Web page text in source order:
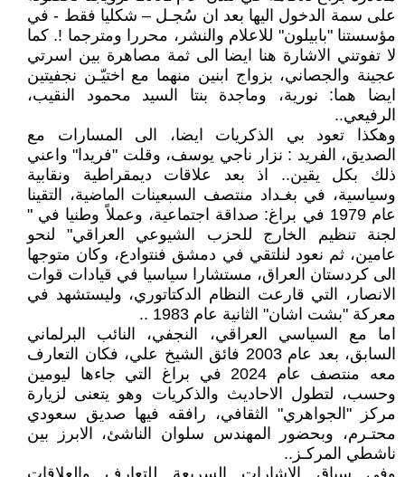
على سمة الدخول اليها بعد ان سُجـل – شكليا فقط - في
مؤسستنا "بابيلون" للاعلام والنشر، محررا ومترجما !. كما
لا تفوتني الاشارة هنا ايضا الى ثمة مصاهرة بين اسرتي
عجينة والجصاني، بزواج ابنين منهما مع اختيّـن نجفيتين
ايضا هما: نورية، وماجدة بنتا السيد محمود النقيب،
الرفيعي..
وهكذا تعود بي الذكريات ايضا، الى المسارات مع
الصديق، الفريد : نزار ناجي يوسف، وقلت "فريدا" واعني
ذلك بكل يقين.. اذ بعد علاقات ديمقراطية ونقابية
وسياسية، في بغـداد منتصف السبعينات الماضية، التقينا
عام 1979 في براغ: صداقة اجتماعية، وعملاً وطنيا في "
لجنة تنظيم الخارج للحزب الشيوعي العراقي" لنحو
عامين، ثم نعود لنلتقي في دمشق فنتوادع، وكان متوجها
الى كردستان العراق، مستشارا سياسيا في قيادات قوات
الانصار، التي قارعت النظام الدكتاتوري، وليستشهد في
معركة "بشت اشان" الثانية عام 1983 ..
اما مع السياسي العراقي، النجفي، النائب البرلماني
السابق، بعد عام 2003 فائق الشيخ علي، فكان التعارف
معه منتصف عام 2024 في براغ التي جاءها ليومين
وحسب، لتطول الاحاديث والذكريات وهو يتعنى لزيارة
مركز "الجواهري" الثقافي، رافقه فيها صديق سعودي
محتـرم، وبحضور المهندس سلوان الناشئ، الابرز بين
ناشطي المركـز..